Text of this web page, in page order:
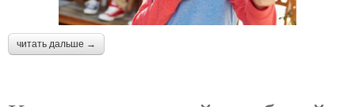
читать дальше →